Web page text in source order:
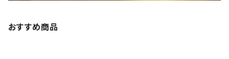
おすすめ商品